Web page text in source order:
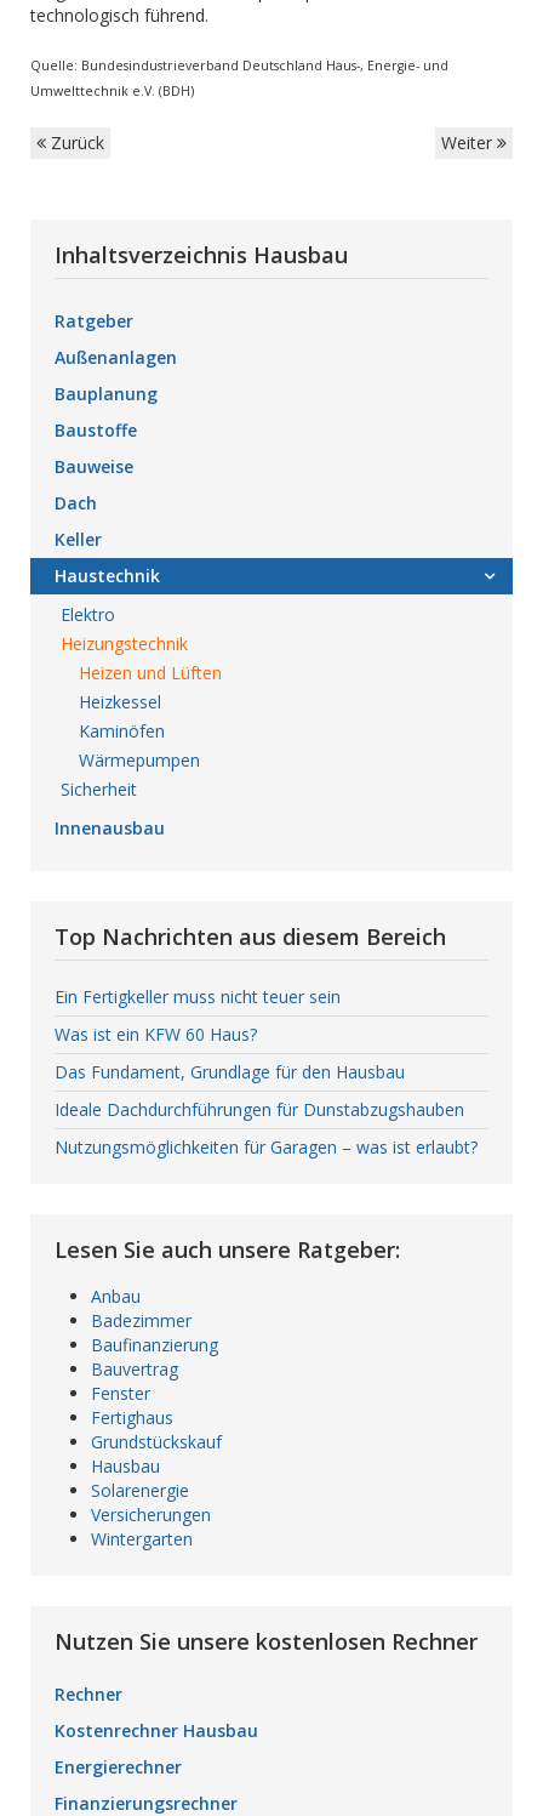
technologisch führend.
Quelle: Bundesindustrieverband Deutschland Haus-, Energie- und
Umwelttechnik e.V. (BDH)
Zurück Weiter
Inhaltsverzeichnis Hausbau
Ratgeber
Außenanlagen
Bauplanung
Baustoffe
Bauweise
Dach
Keller
Haustechnik
Elektro
Heizungstechnik
Heizen und Lüften
Heizkessel
Kaminöfen
Wärmepumpen
Sicherheit
Innenausbau
Top Nachrichten aus diesem Bereich
Ein Fertigkeller muss nicht teuer sein
Was ist ein KFW 60 Haus?
Das Fundament, Grundlage für den Hausbau
Ideale Dachdurchführungen für Dunstabzugshauben
Nutzungsmöglichkeiten für Garagen – was ist erlaubt?
Lesen Sie auch unsere Ratgeber:
Anbau
Badezimmer
Baufinanzierung
Bauvertrag
Fenster
Fertighaus
Grundstückskauf
Hausbau
Solarenergie
Versicherungen
Wintergarten
Nutzen Sie unsere kostenlosen Rechner
Rechner
Kostenrechner Hausbau
Energierechner
Finanzierungsrechner